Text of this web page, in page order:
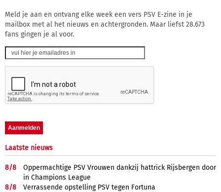
Meld je aan en ontvang elke week een vers PSV E-zine in je
mailbox met al het nieuws en achtergronden. Maar liefst 28.673
fans gingen je al voor.
Laatste nieuws
8/8
Oppermachtige PSV Vrouwen dankzij hattrick Rijsbergen door
in Champions League
8/8
Verrassende opstelling PSV tegen Fortuna